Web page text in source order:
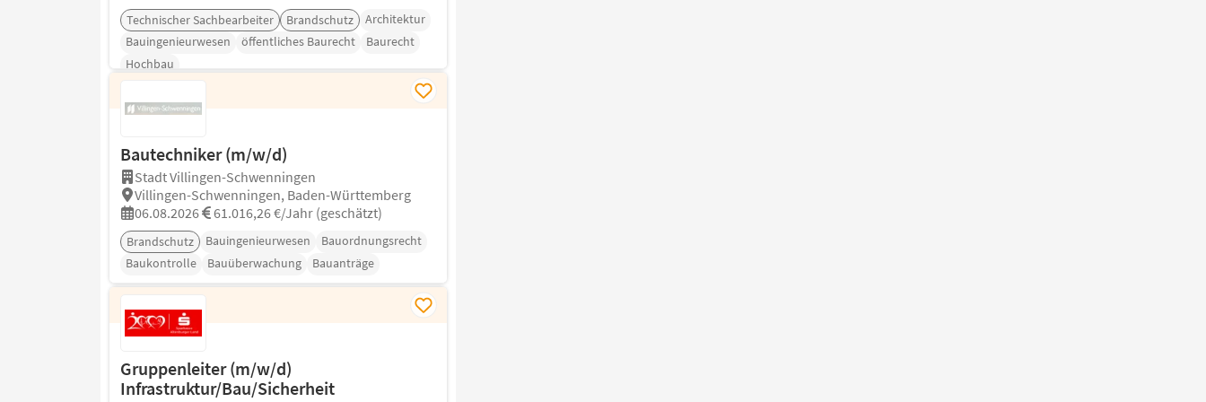
Technischer Sachbearbeiter Brandschutz
Architektur
Bauingenieurwesen
öffentliches Baurecht
Baurecht
Hochbau
Bautechniker (m/w/d)
Stadt Villingen-Schwenningen
Villingen-Schwenningen, Baden-Württemberg
06.08.2026
61.016,26 €/Jahr (geschätzt)
Brandschutz Bauingenieurwesen
Bauordnungsrecht
Baukontrolle
Bauüberwachung Bauanträge
Gruppenleiter (m/w/d)
Infrastruktur/Bau/Sicherheit